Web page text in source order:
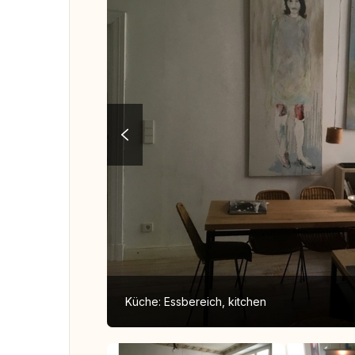
Küche: Essbereich, kitchen